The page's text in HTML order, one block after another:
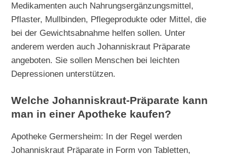
Medikamenten auch Nahrungsergänzungsmittel,
Pflaster, Mullbinden, Pflegeprodukte oder Mittel, die
bei der Gewichtsabnahme helfen sollen. Unter
anderem werden auch Johanniskraut Präparate
angeboten. Sie sollen Menschen bei leichten
Depressionen unterstützen.
Welche Johanniskraut-Präparate kann
man in einer Apotheke kaufen?
Apotheke Germersheim: In der Regel werden
Johanniskraut Präparate in Form von Tabletten,